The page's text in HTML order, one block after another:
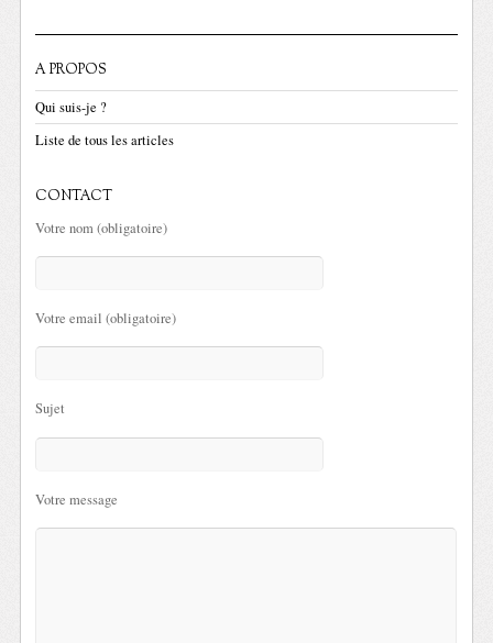
A PROPOS
Qui suis-je ?
Liste de tous les articles
CONTACT
Votre nom (obligatoire)
Votre email (obligatoire)
Sujet
Votre message